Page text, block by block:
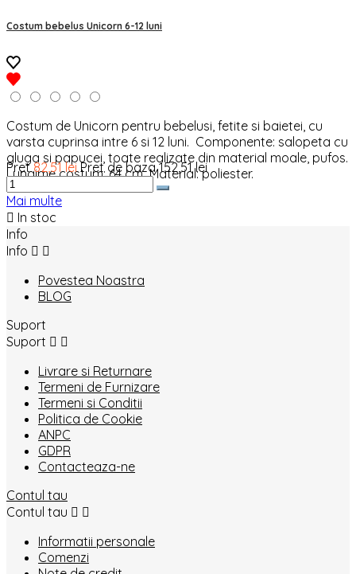
Costum bebelus Unicorn 6-12 luni
Costum de Unicorn pentru bebelusi, fetite si baietei, cu
varsta cuprinsa intre 6 si 12 luni. Componente: salopeta cu
gluga si papucei, toate realizate din material moale, pufos.
Lungime costum: 64 cm Material: poliester.
Pret 82,51 lei Pret de baza 152,51 lei
Mai multe
 In stoc
Info
Info  
Povestea Noastra
BLOG
Suport
Suport  
Livrare si Returnare
Termeni de Furnizare
Termeni si Conditii
Politica de Cookie
ANPC
GDPR
Contacteaza-ne
Contul tau
Contul tau  
Informatii personale
Comenzi